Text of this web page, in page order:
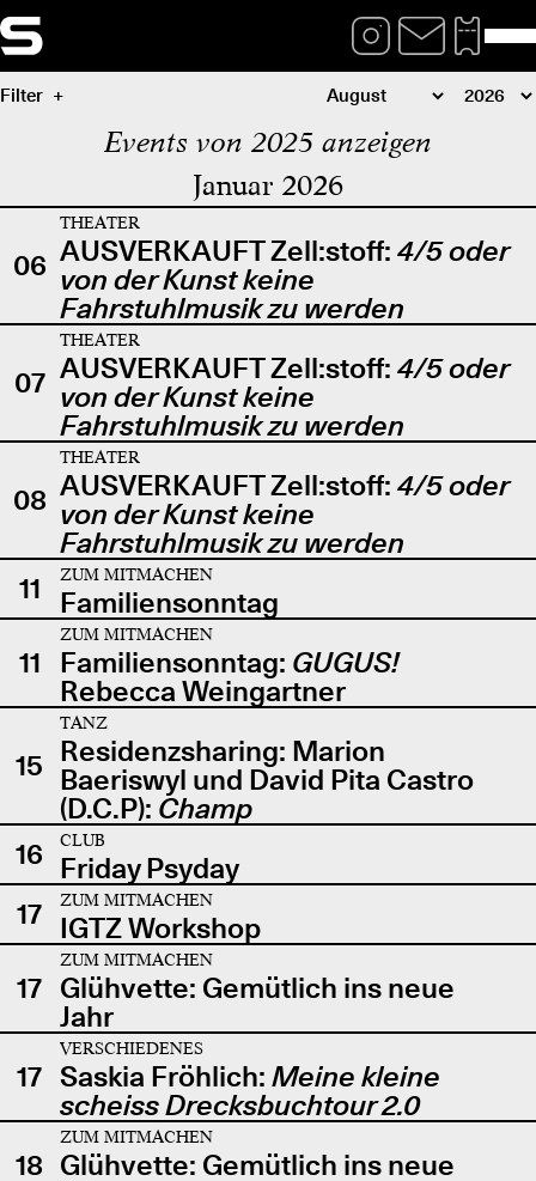
Filter
Events von 2025 anzeigen
Januar 2026
06
THEATER
AUSVERKAUFT Zell:stoff: 4/5 oder
von der Kunst keine
Fahrstuhlmusik zu werden
07
THEATER
AUSVERKAUFT Zell:stoff: 4/5 oder
von der Kunst keine
Fahrstuhlmusik zu werden
08
THEATER
AUSVERKAUFT Zell:stoff: 4/5 oder
von der Kunst keine
Fahrstuhlmusik zu werden
11
ZUM MITMACHEN
Familiensonntag
11
ZUM MITMACHEN
Familiensonntag: GUGUS!
Rebecca Weingartner
15
TANZ
Residenzsharing: Marion
Baeriswyl und David Pita Castro
(D.C.P): Champ
16
CLUB
Friday Psyday
17
ZUM MITMACHEN
IGTZ Workshop
17
ZUM MITMACHEN
Glühvette: Gemütlich ins neue
Jahr
17
VERSCHIEDENES
Saskia Fröhlich: Meine kleine
scheiss Drecksbuchtour 2.0
18
ZUM MITMACHEN
Glühvette: Gemütlich ins neue